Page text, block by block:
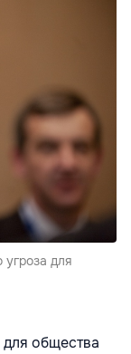
для
общества